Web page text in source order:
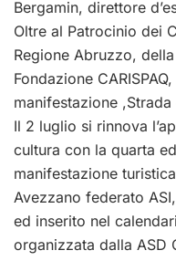
Bergamin, direttore
Oltre al Patrocinio dei
Regione Abruzzo,
Fondazione
manifestazione
Il 2 luglio si rinnova
cultura con la quarta
manifestazione
Avezzano federato
ed inserito nel
organizzata dalla